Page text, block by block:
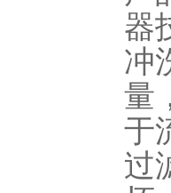
器
冲
量
于
过